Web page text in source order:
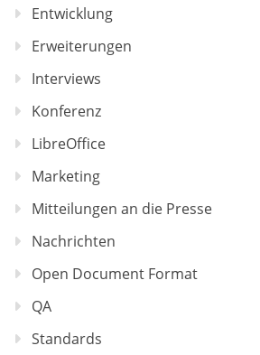
Entwicklung
Erweiterungen
Interviews
Konferenz
LibreOffice
Marketing
Mitteilungen an die Presse
Nachrichten
Open Document Format
QA
Standards